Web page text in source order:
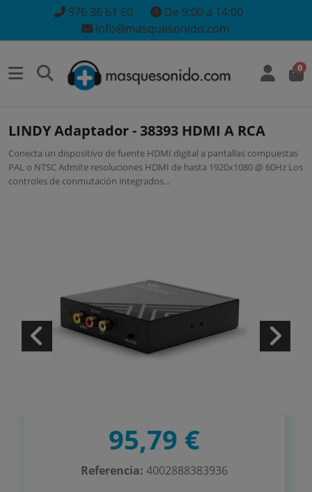
976 36 61 60
De 9:00 a 14:00
info@masquesonido.com
0
LINDY Adaptador - 38393 HDMI A RCA
Conecta un dispositivo de fuente HDMI digital a pantallas compuestas
PAL o NTSC Admite resoluciones HDMI de hasta 1920x1080 @ 60Hz Los
controles de conmutación integrados...
95,79 €
Referencia: 4002888383936